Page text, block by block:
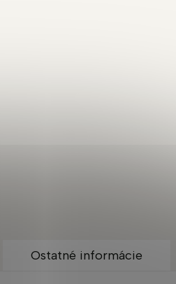
Ostatné informácie